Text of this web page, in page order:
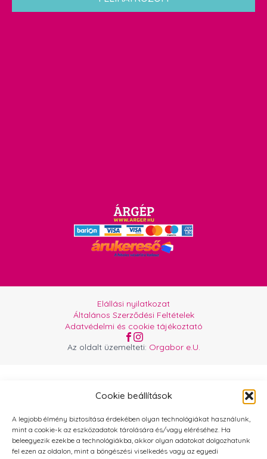
Cookie beállítások
A legjobb élmény biztosítása érdekében olyan technológiákat használunk,
mint a cookie-k az eszközadatok tárolására és/vagy eléréséhez. Ha
beleegyezik ezekbe a technológiákba, akkor olyan adatokat dolgozhatunk
fel ezen az oldalon, mint a böngészési viselkedés vagy az egyedi
Az oldalt üzemelteti: Orgabor e.U.
Elállási nyilatkozat
Általános Szerződési Feltételek
Adatvédelmi és cookie tájékoztató